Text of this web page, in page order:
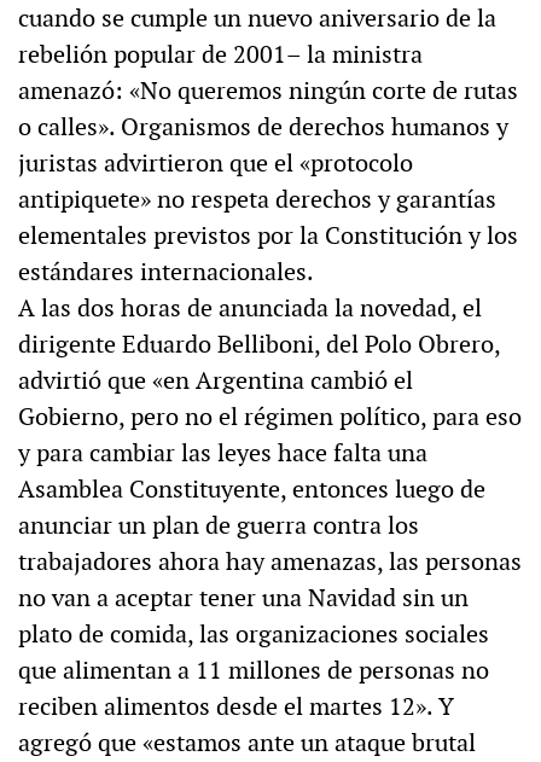
cuando se cumple un nuevo aniversario de la
rebelión popular de 2001– la ministra
amenazó: «No queremos ningún corte de rutas
o calles». Organismos de derechos humanos y
juristas advirtieron que el «protocolo
antipiquete» no respeta derechos y garantías
elementales previstos por la Constitución y los
estándares internacionales.
A las dos horas de anunciada la novedad, el
dirigente Eduardo Belliboni, del Polo Obrero,
advirtió que «en Argentina cambió el
Gobierno, pero no el régimen político, para eso
y para cambiar las leyes hace falta una
Asamblea Constituyente, entonces luego de
anunciar un plan de guerra contra los
trabajadores ahora hay amenazas, las personas
no van a aceptar tener una Navidad sin un
plato de comida, las organizaciones sociales
que alimentan a 11 millones de personas no
reciben alimentos desde el martes 12». Y
agregó que «estamos ante un ataque brutal